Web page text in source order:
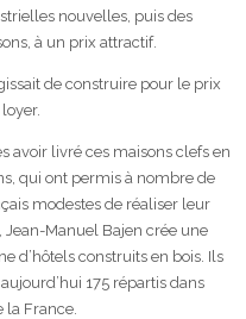
nouvelles, puis des
à un prix attractif.
de construire pour le prix
loyer.
avoir livré ces maisons clefs en
qui ont permis à nombre de
modestes de réaliser leur
Jean-Manuel Bajen crée une
d’hôtels construits en bois. Ils
175 répartis dans
la France.